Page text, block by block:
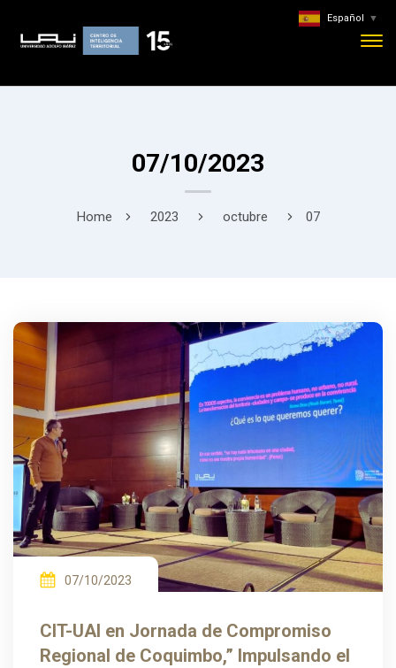
07/10/2023
Home 2023 octubre 07
07/10/2023
CIT-UAI en Jornada de Compromiso
Regional de Coquimbo,” Impulsando el
Español ▼